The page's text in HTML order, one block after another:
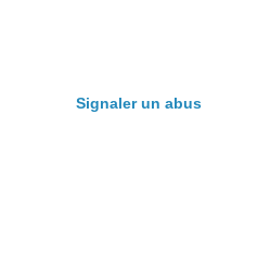
Signaler un abus